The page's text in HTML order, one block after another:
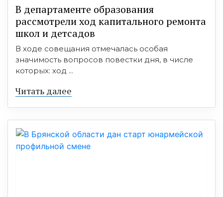
В департаменте образования
рассмотрели ход капитального ремонта
школ и детсадов
В ходе совещания отмечалась особая
значимость вопросов повестки дня, в числе
которых: ход ...
Читать далее